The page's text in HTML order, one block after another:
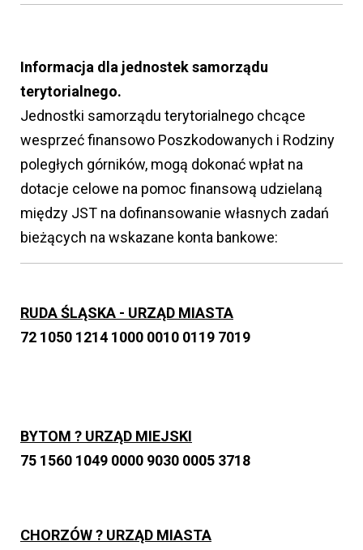
Informacja dla jednostek samorządu
terytorialnego.
Jednostki samorządu terytorialnego chcące
wesprzeć finansowo Poszkodowanych i Rodziny
poległych górników, mogą dokonać wpłat na
dotacje celowe na pomoc finansową udzielaną
między JST na dofinansowanie własnych zadań
bieżących na wskazane konta bankowe:
RUDA ŚLĄSKA - URZĄD MIASTA
72 1050 1214 1000 0010 0119 7019
BYTOM ? URZĄD MIEJSKI
75 1560 1049 0000 9030 0005 3718
CHORZÓW ? URZĄD MIASTA